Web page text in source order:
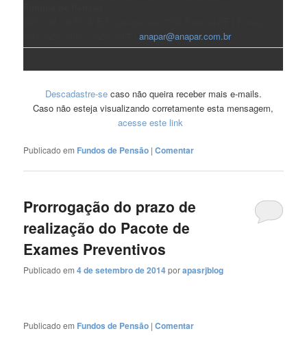
(61) 3326-3086 / 3326-3087 |anapar@anapar.com.br
Descadastre-se caso não queira receber mais e-mails.
Caso não esteja visualizando corretamente esta mensagem,
acesse este link
Publicado em Fundos de Pensão |Comentar
Prorrogação do prazo de
realização do Pacote de
Exames Preventivos
Publicado em4 de setembro de 2014porapasrjblog
Publicado em Fundos de Pensão |Comentar